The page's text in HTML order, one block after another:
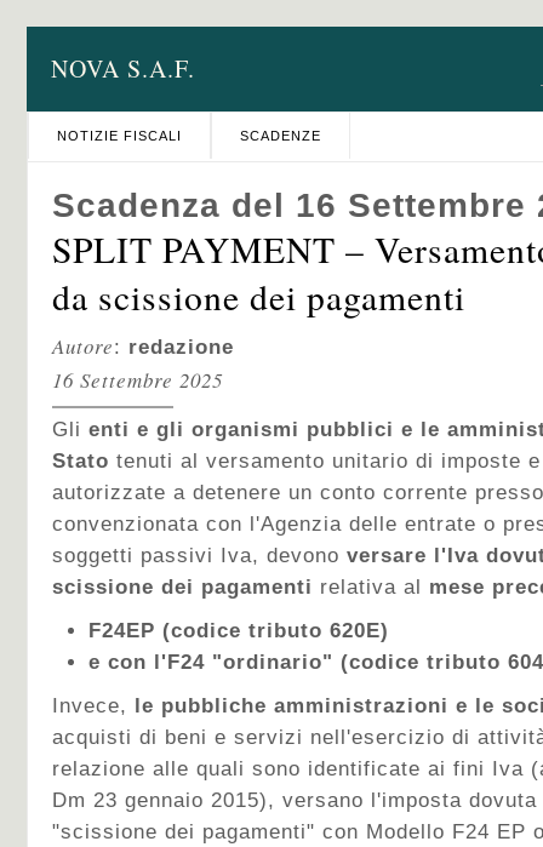
NOVA S.A.F.
NOTIZIE FISCALI SCADENZE
Scadenza del 16 Settembre
SPLIT PAYMENT –
da scissione dei pagamenti
Autore: redazione
16 Settembre 2025
Gli enti e gli organismi pubblici e le
Stato tenuti al versamento unitario di imposte
autorizzate a detenere un conto corrente
convenzionata con l'Agenzia delle entrate o
soggetti passivi Iva, devono versare l'Iva
scissione dei pagamenti relativa al mese
F24EP (codice tributo 620E)
e con l'F24 "ordinario" (codice tributo
Invece, le pubbliche amministrazioni e le
acquisti di beni e servizi nell'esercizio di
relazione alle quali sono identificate ai fini Iva
Dm 23 gennaio 2015), versano l'imposta
"scissione dei pagamenti" con Modello F24 EP